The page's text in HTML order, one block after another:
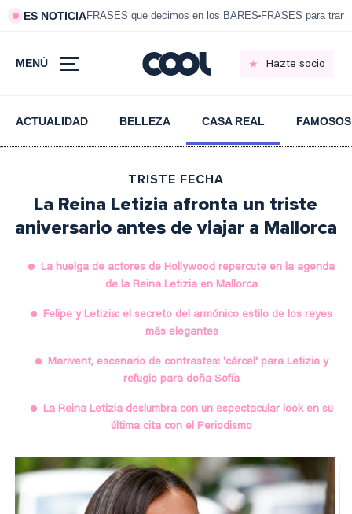
ES NOTICIAFRASES que decimos en los BARES FRASES para
MENÚ Hazte socio
ACTUALIDAD BELLEZA CASA REAL FAMOSOS
TRISTE FECHA
La Reina Letizia afronta un triste
aniversario antes de viajar a Mallorca
La huelga de actores de Hollywood repercute en la agenda
de la Reina Letizia en Mallorca
Felipe y Letizia: el secreto del armónico estilo de los reyes
más elegantes
Marivent, escenario de contrastes: 'cárcel' para Letizia y
refugio para doña Sofía
La Reina Letizia deslumbra con un espectacular look en su
última cita con el Periodismo